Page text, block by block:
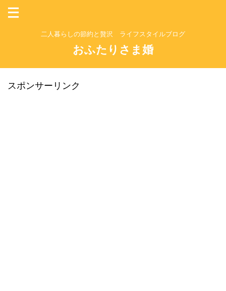
二人暮らしの節約と贅沢 ライフスタイルブログ
おふたりさま婚
スポンサーリンク